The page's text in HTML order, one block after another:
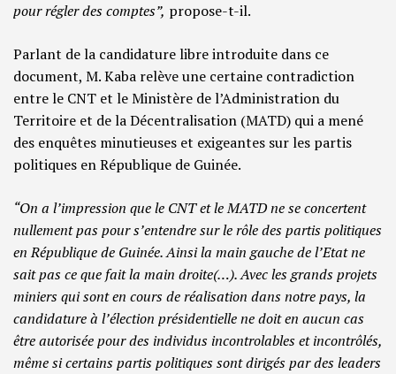
pour régler des comptes”, propose-t-il.
Parlant de la candidature libre introduite dans ce
document, M. Kaba relève une certaine contradiction
entre le CNT et le Ministère de l’Administration du
Territoire et de la Décentralisation (MATD) qui a mené
des enquêtes minutieuses et exigeantes sur les partis
politiques en République de Guinée.
“On a l’impression que le CNT et le MATD ne se concertent
nullement pas pour s’entendre sur le rôle des partis politiques
en République de Guinée. Ainsi la main gauche de l’Etat ne
sait pas ce que fait la main droite(…). Avec les grands projets
miniers qui sont en cours de réalisation dans notre pays, la
candidature à l’élection présidentielle ne doit en aucun cas
être autorisée pour des individus incontrolables et incontrôlés,
même si certains partis politiques sont dirigés par des leaders